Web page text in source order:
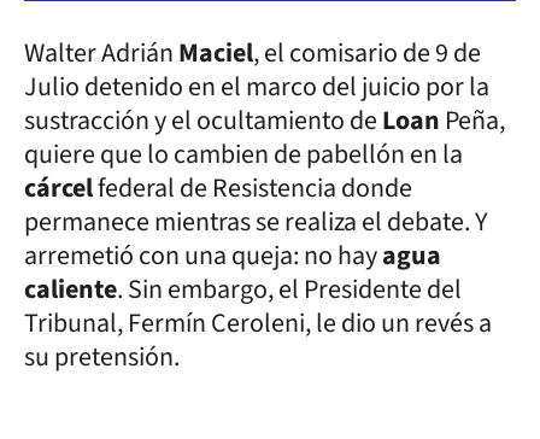
Walter AdriánMaciel, el comisario de 9 de
Julio detenido en el marco del juicio por la
sustracción y el ocultamiento deLoan Peña,
quiere que lo cambien de pabellón en la
cárcelfederal de Resistencia donde
permanece mientras se realiza el debate. Y
arremetió con una queja: no hayagua
caliente. Sin embargo, el Presidente del
Tribunal, Fermín Ceroleni, le dio un revés a
su pretensión.